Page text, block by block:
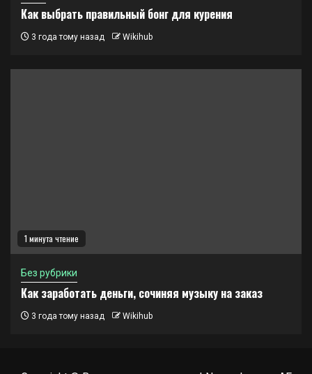
Как выбрать правильный бонг для курения
3 года тому назад Wikihub
1 минута чтение
Без рубрики
Как заработать деньги, сочиняя музыку на заказ
3 года тому назад Wikihub